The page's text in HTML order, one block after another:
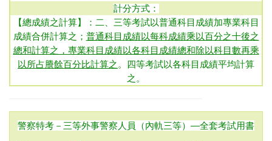
計分方式：
【總成績之計算】：二、三等考試以普通科目成績加專業科目
成績合併計算之； 普通科目成績以每科成績乘以百分之十後之
總和計算之，專業科目成績以各科目成績總和除以科目數再乘
以所占賸餘百分比計算之 。四等考試以各科目成績平均計算
之。
警察特考－三等外事警察人員（內軌三等） —全套考試用書